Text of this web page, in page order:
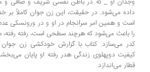
می‌شود. در حقیقت، این زن جوان کاملاً بر خطای
و همین امر سرانجام در او و در ورونسکی عدم
باعث می‌شود که هرچند سطحی است، رفته رفته، همدلی
می‌سازد. کتاب با گزارش خودکشی زن جوان ختم
دوپهلوی زندگی هدر رفته او پایان می‌بخشد؛ وی
می‌اندازد.